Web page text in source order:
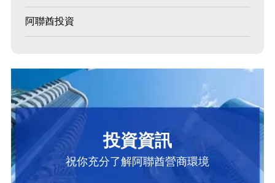
阿聯酋投資
投資資訊
祝你充分了解阿聯酋營商環境